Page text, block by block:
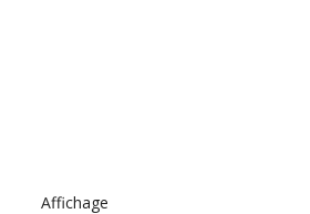
Affichage